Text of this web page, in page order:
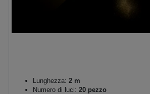
Lunghezza: 2 m
Numero di luci: 20 pezzo